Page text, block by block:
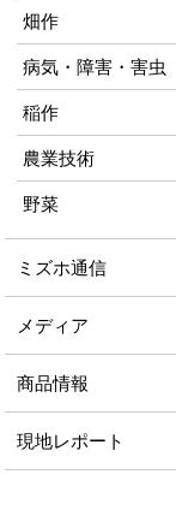
畑作
病気・障害・害虫
稲作
農業技術
野菜
ミズホ通信
メディア
商品情報
現地レポート